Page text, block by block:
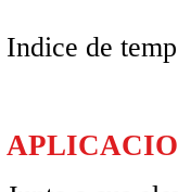
Indice de